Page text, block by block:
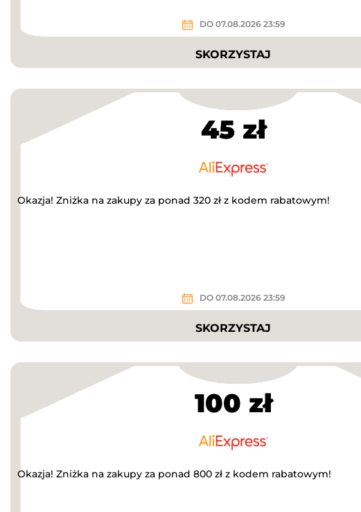
DO 07.08.2026 23:59
SKORZYSTAJ
45 zł
Okazja! Zniżka na zakupy za ponad 320 zł z kodem rabatowym!
DO 07.08.2026 23:59
SKORZYSTAJ
100 zł
Okazja! Zniżka na zakupy za ponad 800 zł z kodem rabatowym!